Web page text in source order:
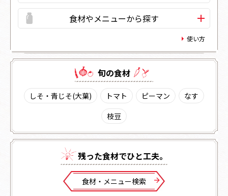
食材やメニューから探す
使い方
旬の⾷材
しそ・青じそ(大葉) トマト ピーマン
なす
枝豆
残った⾷材でひと⼯夫。
⾷材・メニュー検索